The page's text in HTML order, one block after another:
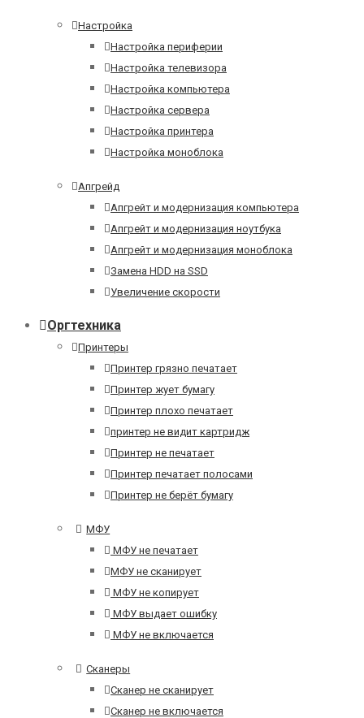
Настройка
Настройка периферии
Настройка телевизора
Настройка компьютера
Настройка сервера
Настройка принтера
Настройка моноблока
Апгрейд
Апгрейт и модернизация компьютера
Апгрейт и модернизация ноутбука
Апгрейт и модернизация моноблока
Замена HDD на SSD
Увеличение скорости
Оргтехника
Принтеры
Принтер грязно печатает
Принтер жует бумагу
Принтер плохо печатает
принтер не видит картридж
Принтер не печатает
Принтер печатает полосами
Принтер не берёт бумагу
МФУ
МФУ не печатает
МФУ не сканирует
МФУ не копирует
МФУ выдает ошибку
МФУ не включается
Сканеры
Сканер не сканирует
Сканер не включается